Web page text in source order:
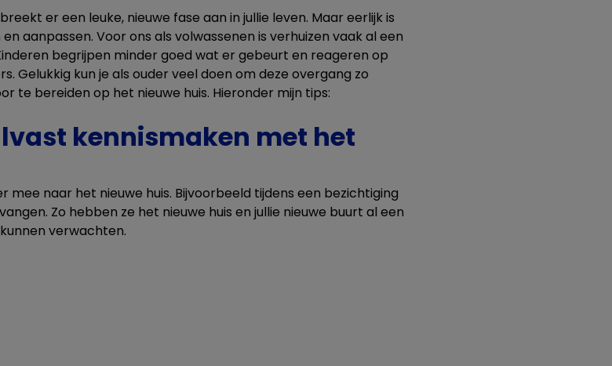
er een leuke, nieuwe fase aan in jullie leven. Maar eerlijk is
aanpassen. Voor ons als volwassenen is verhuizen vaak al een
begrijpen minder goed wat er gebeurt en reageren op
Gelukkig kun je als ouder veel doen om deze overgang zo
te bereiden op het nieuwe huis. Hieronder mijn tips:
kennismaken met het
mee naar het nieuwe huis. Bijvoorbeeld tijdens een bezichtiging
Zo hebben ze het nieuwe huis en jullie nieuwe buurt al een
verwachten.